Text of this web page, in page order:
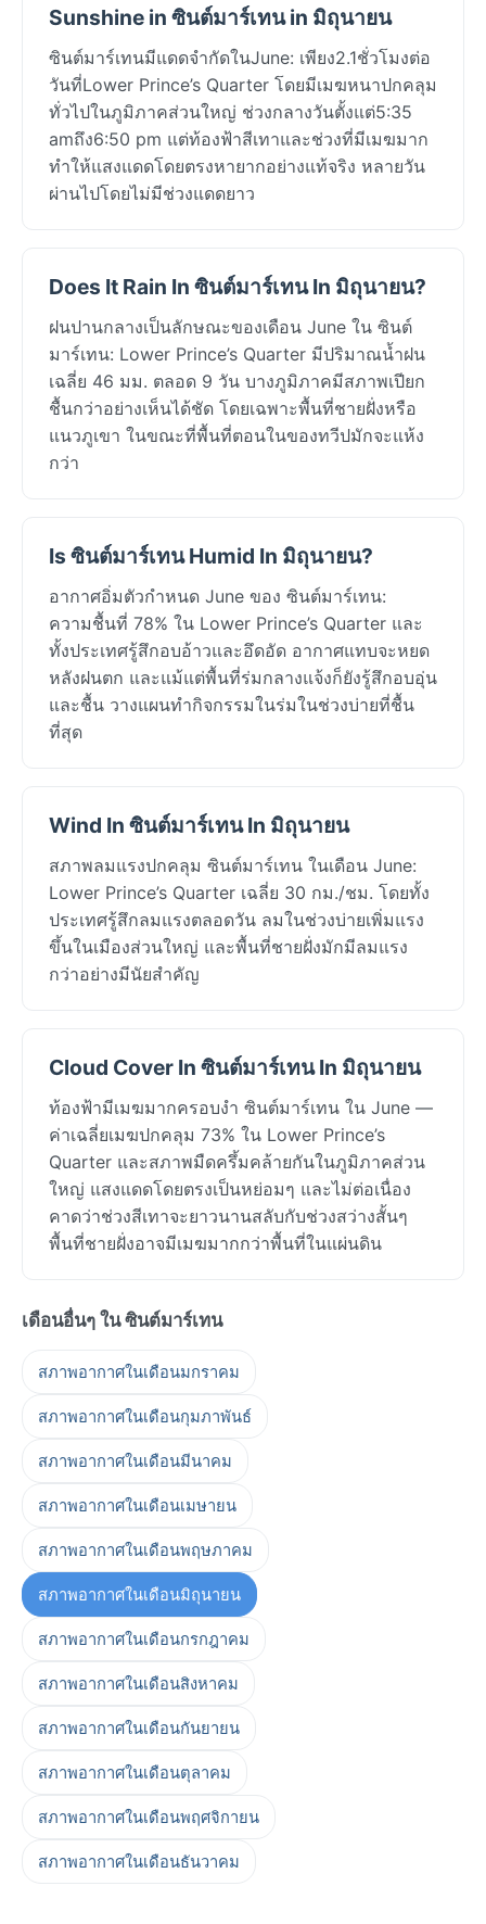
Sunshine in ซินต์มาร์เทน in มิถุนายน
ซินต์มาร์เทนมีแดดจำกัดในJune: เพียง2.1ชั่วโมงต่อ
วันที่Lower Prince’s Quarter โดยมีเมฆหนาปกคลุม
ทั่วไปในภูมิภาคส่วนใหญ่ ช่วงกลางวันตั้งแต่5:35
amถึง6:50 pm แต่ท้องฟ้าสีเทาและช่วงที่มีเมฆมาก
ทำให้แสงแดดโดยตรงหายากอย่างแท้จริง หลายวัน
ผ่านไปโดยไม่มีช่วงแดดยาว
Does It Rain In ซินต์มาร์เทน In มิถุนายน?
ฝนปานกลางเป็นลักษณะของเดือน June ใน ซินต์
มาร์เทน: Lower Prince’s Quarter มีปริมาณน้ำฝน
เฉลี่ย 46 มม. ตลอด 9 วัน บางภูมิภาคมีสภาพเปียก
ชื้นกว่าอย่างเห็นได้ชัด โดยเฉพาะพื้นที่ชายฝั่งหรือ
แนวภูเขา ในขณะที่พื้นที่ตอนในของทวีปมักจะแห้ง
กว่า
Is ซินต์มาร์เทน Humid In มิถุนายน?
อากาศอิ่มตัวกำหนด June ของ ซินต์มาร์เทน:
ความชื้นที่ 78% ใน Lower Prince’s Quarter และ
ทั้งประเทศรู้สึกอบอ้าวและอึดอัด อากาศแทบจะหยด
หลังฝนตก และแม้แต่พื้นที่ร่มกลางแจ้งก็ยังรู้สึกอบอุ่น
และชื้น วางแผนทำกิจกรรมในร่มในช่วงบ่ายที่ชื้น
ที่สุด
Wind In ซินต์มาร์เทน In มิถุนายน
สภาพลมแรงปกคลุม ซินต์มาร์เทน ในเดือน June:
Lower Prince’s Quarter เฉลี่ย 30 กม./ชม. โดยทั้ง
ประเทศรู้สึกลมแรงตลอดวัน ลมในช่วงบ่ายเพิ่มแรง
ขึ้นในเมืองส่วนใหญ่ และพื้นที่ชายฝั่งมักมีลมแรง
กว่าอย่างมีนัยสำคัญ
Cloud Cover In ซินต์มาร์เทน In มิถุนายน
ท้องฟ้ามีเมฆมากครอบงำ ซินต์มาร์เทน ใน June —
ค่าเฉลี่ยเมฆปกคลุม 73% ใน Lower Prince’s
Quarter และสภาพมืดครึ้มคล้ายกันในภูมิภาคส่วน
ใหญ่ แสงแดดโดยตรงเป็นหย่อมๆ และไม่ต่อเนื่อง
คาดว่าช่วงสีเทาจะยาวนานสลับกับช่วงสว่างสั้นๆ
พื้นที่ชายฝั่งอาจมีเมฆมากกว่าพื้นที่ในแผ่นดิน
เดือนอื่นๆ ใน ซินต์มาร์เทน
สภาพอากาศในเดือนมกราคม
สภาพอากาศในเดือนกุมภาพันธ์
สภาพอากาศในเดือนมีนาคม
สภาพอากาศในเดือนเมษายน
สภาพอากาศในเดือนพฤษภาคม
สภาพอากาศในเดือนมิถุนายน
สภาพอากาศในเดือนกรกฎาคม
สภาพอากาศในเดือนสิงหาคม
สภาพอากาศในเดือนกันยายน
สภาพอากาศในเดือนตุลาคม
สภาพอากาศในเดือนพฤศจิกายน
สภาพอากาศในเดือนธันวาคม